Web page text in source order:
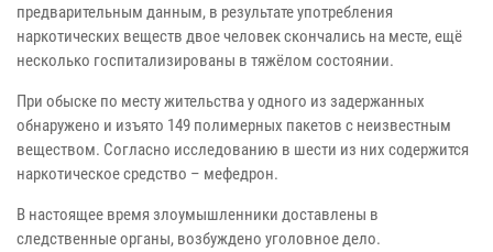
предварительным данным, в результате употребления
наркотических веществ двое человек скончались на месте, ещё
несколько госпитализированы в тяжёлом состоянии.
При обыске по месту жительства у одного из задержанных
обнаружено и изъято 149 полимерных пакетов с неизвестным
веществом. Согласно исследованию в шести из них содержится
наркотическое средство – мефедрон.
В настоящее время злоумышленники доставлены в
следственные органы, возбуждено уголовное дело.